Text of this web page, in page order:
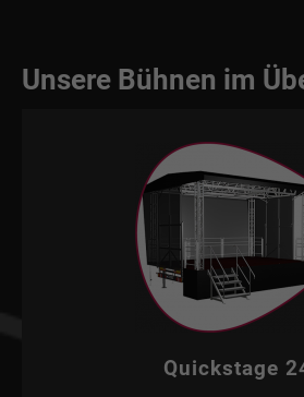
Unsere Bühnen im
Quickstage